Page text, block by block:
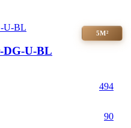
5М²
DG-U-BL
494
90